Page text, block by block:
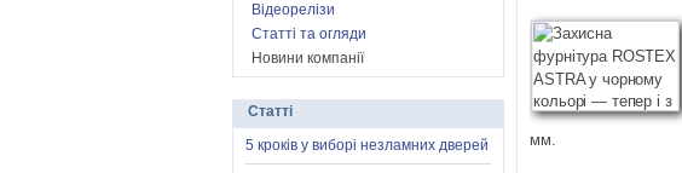
мм.
Відеорелізи
Статті та огляди
Новини компанії
Статті
5 кроків у виборі незламних дверей